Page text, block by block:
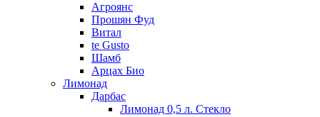
Агроянс
Прошян Фуд
Витал
te Gusto
Шамб
Арцах Био
Лимонад
Дарбас
Лимонад 0,5 л. Стекло